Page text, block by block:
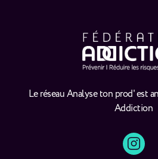
Le réseau Analyse ton prod' est
Addiction